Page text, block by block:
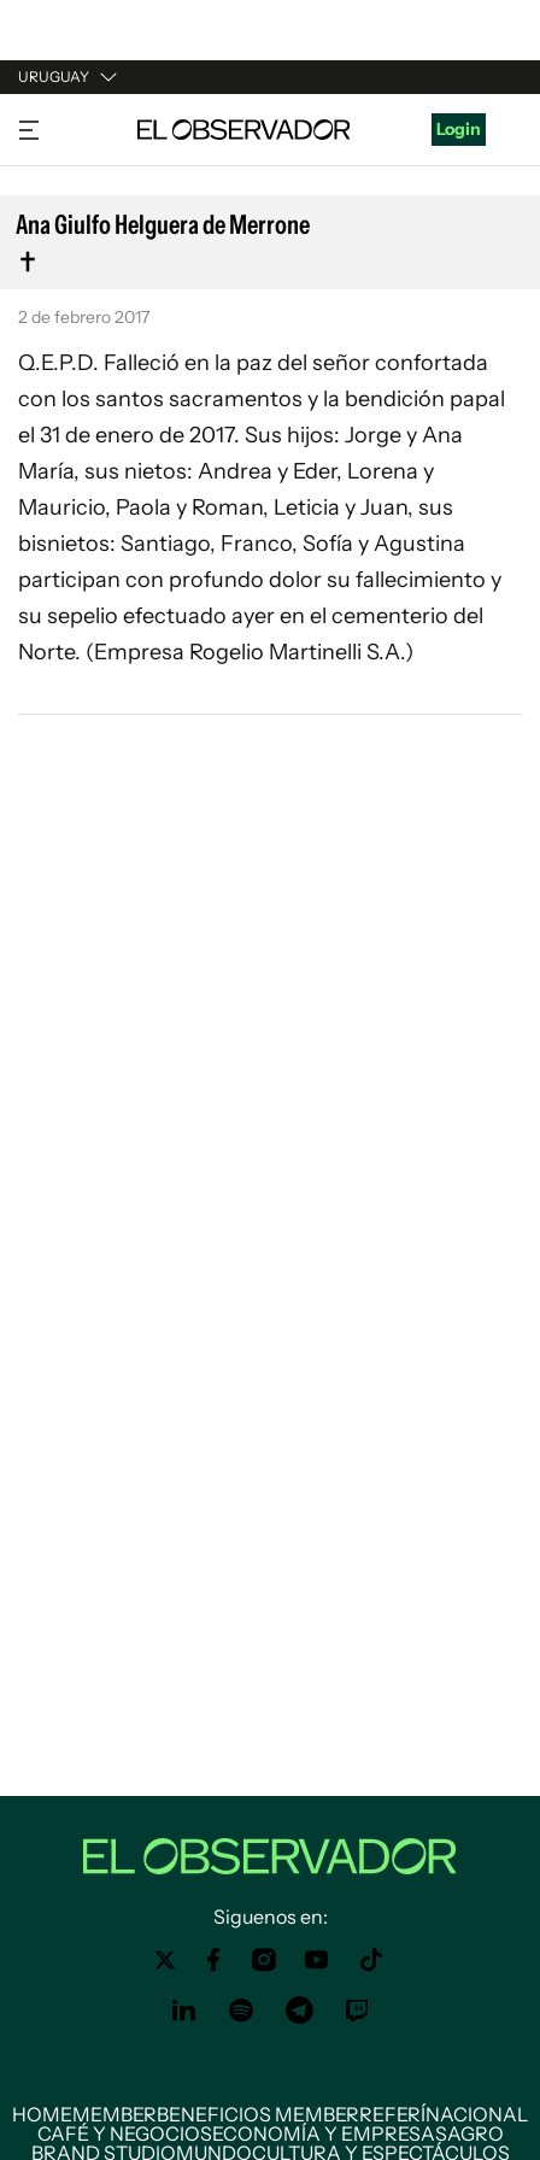
URUGUAY
URUGUAY
ARGENTINA
ESPAÑA
ESTADOS UNIDOS
Login
Ana Giulfo Helguera de Merrone
2 de febrero 2017
Q.E.P.D. Falleció en la paz del señor confortada
con los santos sacramentos y la bendición papal
el 31 de enero de 2017. Sus hijos: Jorge y Ana
María, sus nietos: Andrea y Eder, Lorena y
Mauricio, Paola y Roman, Leticia y Juan, sus
bisnietos: Santiago, Franco, Sofía y Agustina
participan con profundo dolor su fallecimiento y
su sepelio efectuado ayer en el cementerio del
Norte. (Empresa Rogelio Martinelli S.A.)
Siguenos en:
HOMEMEMBERBENEFICIOS MEMBERREFERÍNACIONAL
CAFÉ Y NEGOCIOSECONOMÍA Y EMPRESASAGRO
BRAND STUDIOMUNDOCULTURA Y ESPECTÁCULOS